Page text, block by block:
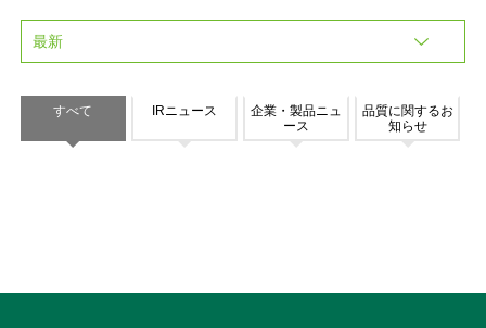
すべて IRニュース
企業・製品ニュ
ース
品質に関するお
知らせ